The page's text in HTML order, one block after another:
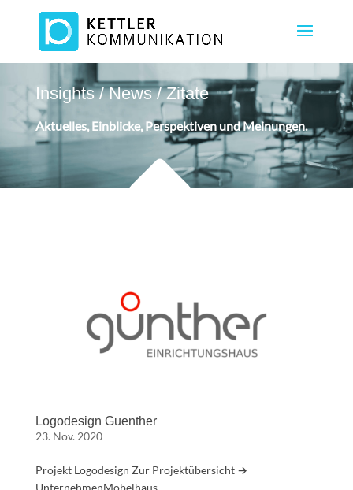
Insights / News / Zitate
Aktuelles, Einblicke, Perspektiven und Meinungen.
Logodesign Guenther
23. Nov. 2020
Projekt Logodesign Zur Projektübersicht →
UnternehmenMöbelhaus